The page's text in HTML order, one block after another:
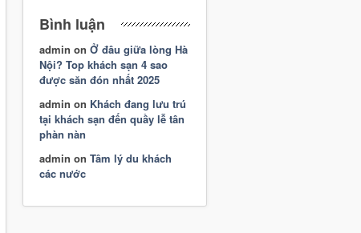
Bình luận
admin on Ở đâu giữa lòng Hà
Nội? Top khách sạn 4 sao
được săn đón nhất 2025
admin on Khách đang lưu trú
tại khách sạn đến quầy lễ tân
phàn nàn
admin on Tâm lý du khách
các nước